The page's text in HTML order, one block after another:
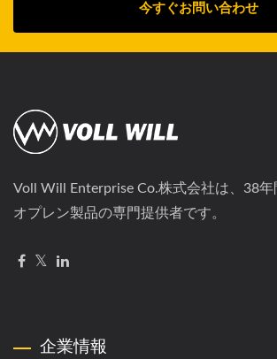
今すぐお問い合わせ
Voll Will Enterprise Co.株式会社は、38
オプレン製品の専門提供者です。
企業情報